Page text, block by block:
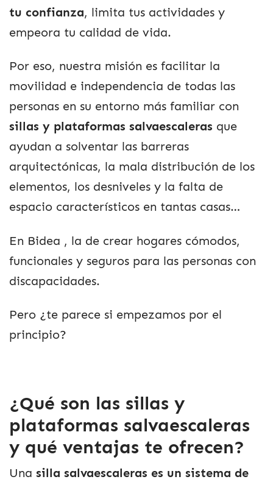
tu confianza, limita tus actividades y
empeora tu calidad de vida.
Por eso, nuestra misión es facilitar la
movilidad e independencia de todas las
personas en su entorno más familiar con
sillas y plataformas salvaescaleras que
ayudan a solventar las barreras
arquitectónicas, la mala distribución de los
elementos, los desniveles y la falta de
espacio característicos en tantas casas…
En Bidea , la de crear hogares cómodos,
funcionales y seguros para las personas con
discapacidades.
Pero ¿te parece si empezamos por el
principio?
¿Qué son las sillas y
plataformas salvaescaleras
y qué ventajas te ofrecen?
Una silla salvaescaleras es un sistema de